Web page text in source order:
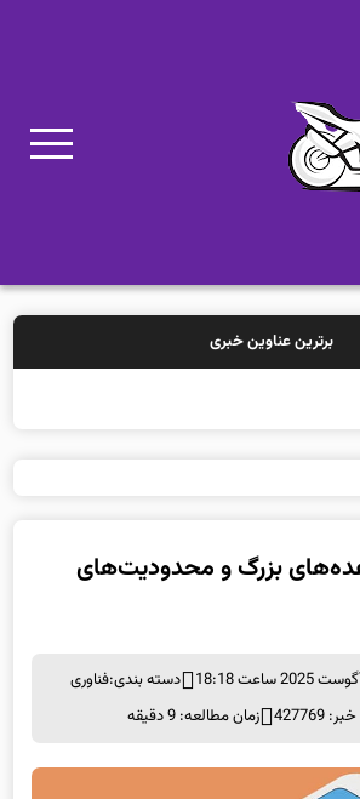
برترین عناوین خبری
بزرگ و محدودیت‌های
دسته بندی:فناوری
زمان مطالعه: 9 دقیقه